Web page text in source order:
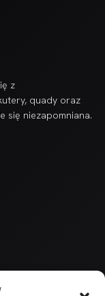
z
quady oraz
się niezapomniana.